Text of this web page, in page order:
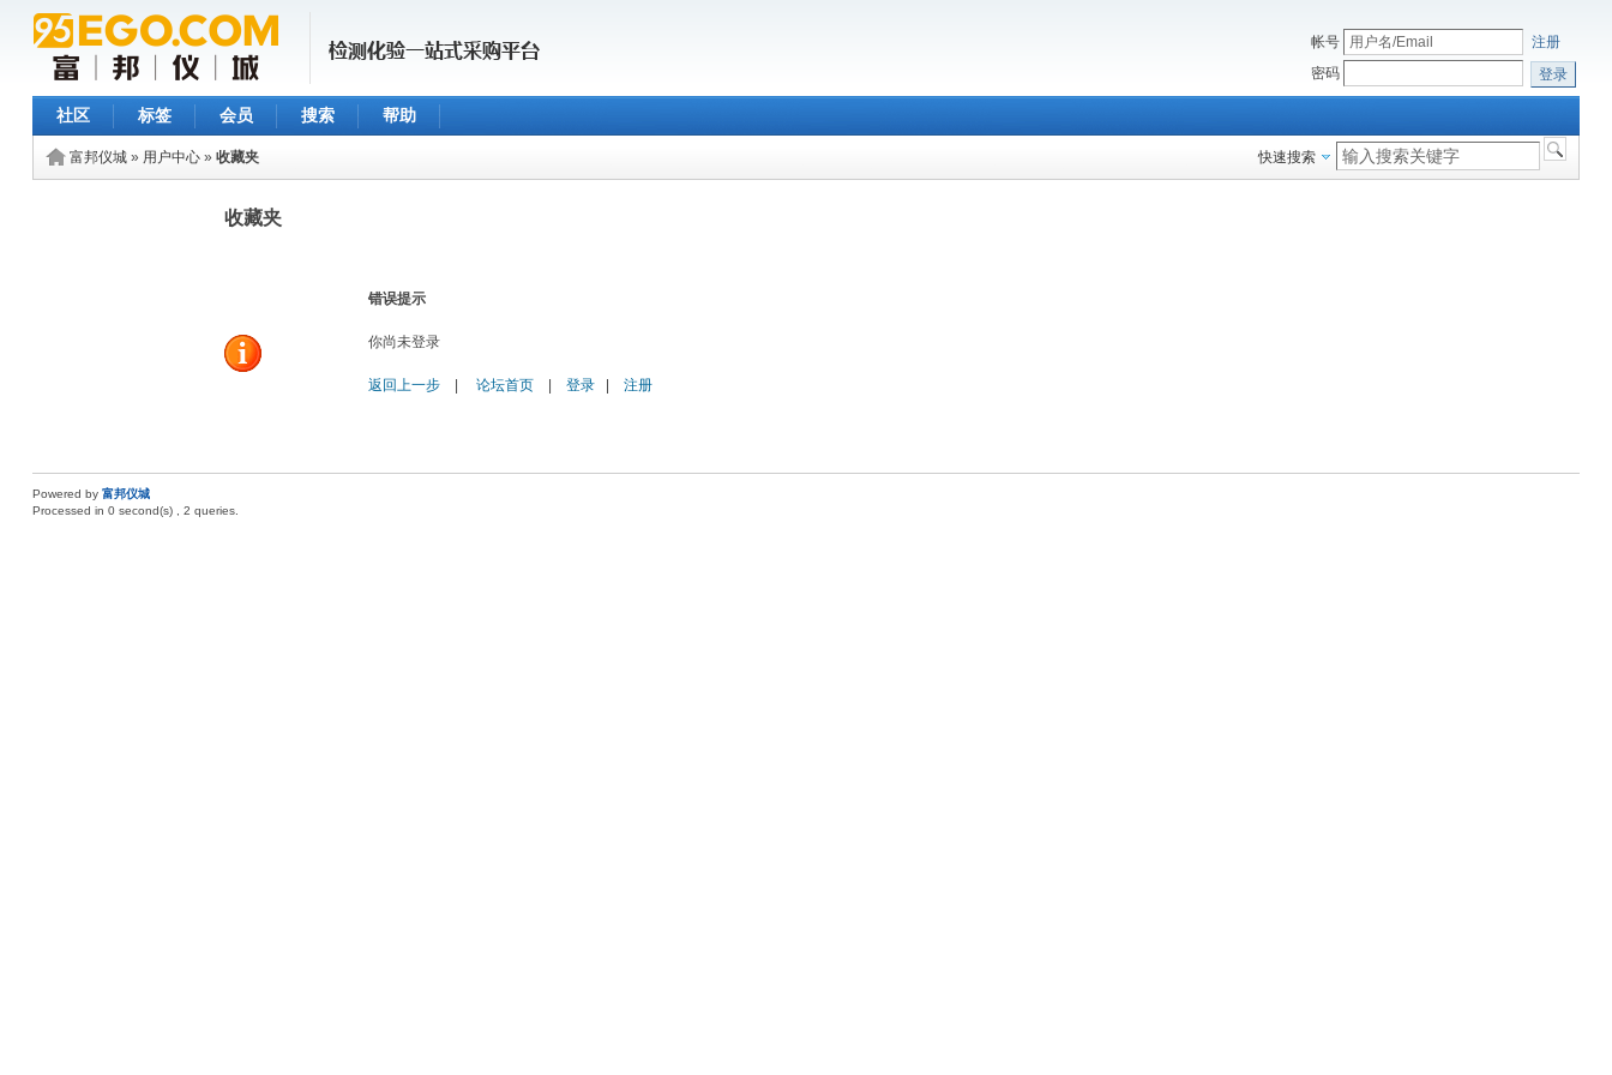
帐号
注册
密码
登录
社区 标签 会员 搜索 帮助
快速搜索
富邦仪城» 用户中心» 收藏夹
收藏夹
错误提示
你尚未登录
返回上一步| 论坛首页| 登录| 注册
Powered by 富邦仪城
Processed in 0 second(s) , 2 queries.